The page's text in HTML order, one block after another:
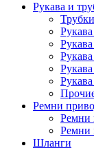
Рукава и
Ремни
Ремни
Ремни
Шланги